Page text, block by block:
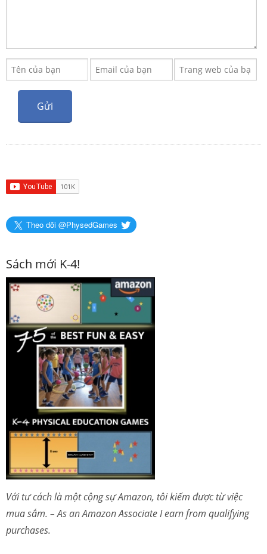
Theo dõi @PhysedGames
Sách mới K-4!
Với tư cách là một cộng sự Amazon, tôi kiếm được từ việc
mua sắm. – As an Amazon Associate I earn from qualifying
purchases.